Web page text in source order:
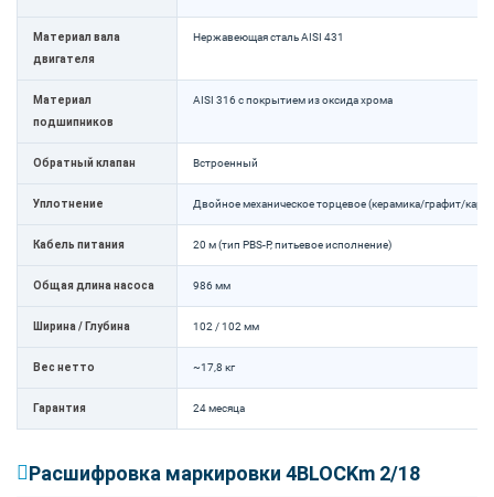
Материал вала
двигателя
Нержавеющая сталь AISI 431
Материал
подшипников
AISI 316 с покрытием из оксида хрома
Обратный клапан Встроенный
Уплотнение Двойное механическое торцевое (керамика/графит/
Кабель питания 20 м (тип PBS-P, питьевое исполнение)
Общая длина насоса 986 мм
Ширина / Глубина 102 / 102 мм
Вес нетто ~17,8 кг
Гарантия 24 месяца
Расшифровка маркировки 4BLOCKm 2/18